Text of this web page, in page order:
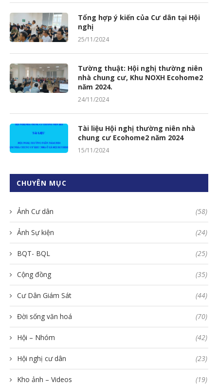
Tổng hợp ý kiến của Cư dân tại Hội
nghị
25/11/2024
Tường thuật: Hội nghị thường niên
nhà chung cư, Khu NOXH Ecohome2
năm 2024.
24/11/2024
Tài liệu Hội nghị thường niên nhà
chung cư Ecohome2 năm 2024
15/11/2024
CHUYÊN MỤC
Ảnh Cư dân (58)
Ảnh Sự kiện (24)
BQT- BQL (25)
Cộng đồng (35)
Cư Dân Giám Sát (44)
Đời sống văn hoá (70)
Hội – Nhóm (42)
Hội nghị cư dân (23)
Kho ảnh – Videos (19)